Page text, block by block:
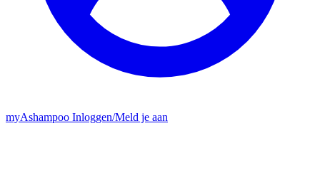
myAshampoo Inloggen/Meld je aan